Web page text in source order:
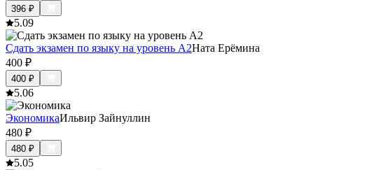
396 ₽
5.09
Сдать экзамен по языку на уровень А2Ната Ерёмина
400 ₽
400 ₽
5.06
ЭкономикаИльвир Зайнуллин
480 ₽
480 ₽
5.05